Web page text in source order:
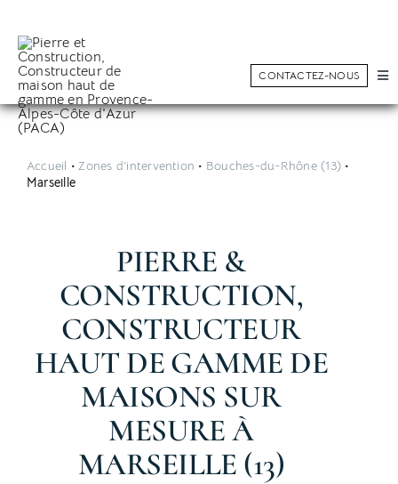
content
CONTACTEZ-NOUS
Rénovation & Extension
Conseils
Accueil •Zones d’intervention • Bouches-du-Rhône (13) •
Marseille
PIERRE &
CONSTRUCTION,
CONSTRUCTEUR
HAUT DE GAMME DE
MAISONS SUR
MESURE À
MARSEILLE (13)